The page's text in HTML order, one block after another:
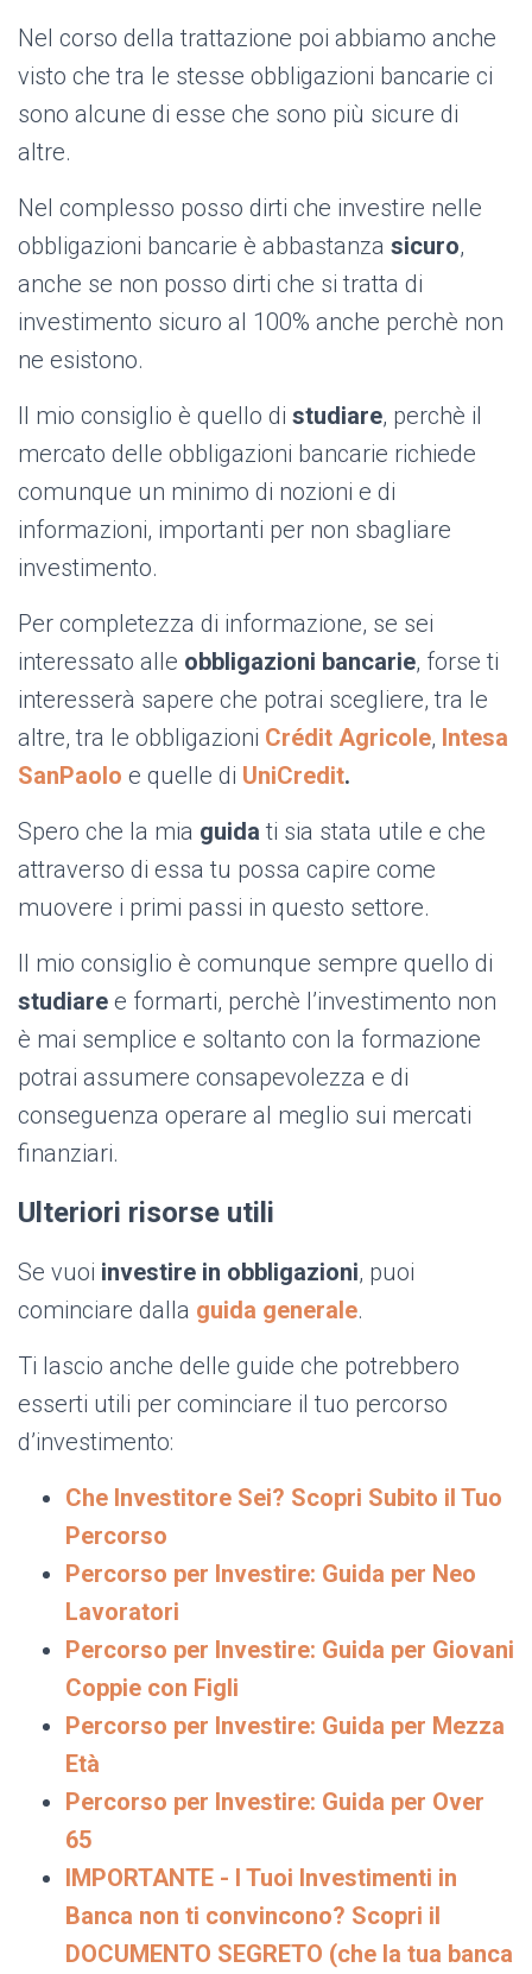
Nel corso della trattazione poi abbiamo anche
visto che tra le stesse obbligazioni bancarie ci
sono alcune di esse che sono più sicure di
altre.
Nel complesso posso dirti che investire nelle
obbligazioni bancarie è abbastanza sicuro,
anche se non posso dirti che si tratta di
investimento sicuro al 100% anche perchè non
ne esistono.
Il mio consiglio è quello di studiare, perchè il
mercato delle obbligazioni bancarie richiede
comunque un minimo di nozioni e di
informazioni, importanti per non sbagliare
investimento.
Per completezza di informazione, se sei
interessato alle obbligazioni bancarie, forse ti
interesserà sapere che potrai scegliere, tra le
altre, tra le obbligazioni Crédit Agricole, Intesa
SanPaolo e quelle di UniCredit.
Spero che la mia guida ti sia stata utile e che
attraverso di essa tu possa capire come
muovere i primi passi in questo settore.
Il mio consiglio è comunque sempre quello di
studiare e formarti, perchè l’investimento non
è mai semplice e soltanto con la formazione
potrai assumere consapevolezza e di
conseguenza operare al meglio sui mercati
finanziari.
Ulteriori risorse utili
Se vuoi investire in obbligazioni, puoi
cominciare dalla guida generale.
Ti lascio anche delle guide che potrebbero
esserti utili per cominciare il tuo percorso
d’investimento:
Che Investitore Sei? Scopri Subito il Tuo
Percorso
Percorso per Investire: Guida per Neo
Lavoratori
Percorso per Investire: Guida per Giovani
Coppie con Figli
Percorso per Investire: Guida per Mezza
Età
Percorso per Investire: Guida per Over
65
IMPORTANTE - I Tuoi Investimenti in
Banca non ti convincono? Scopri il
DOCUMENTO SEGRETO (che la tua banca